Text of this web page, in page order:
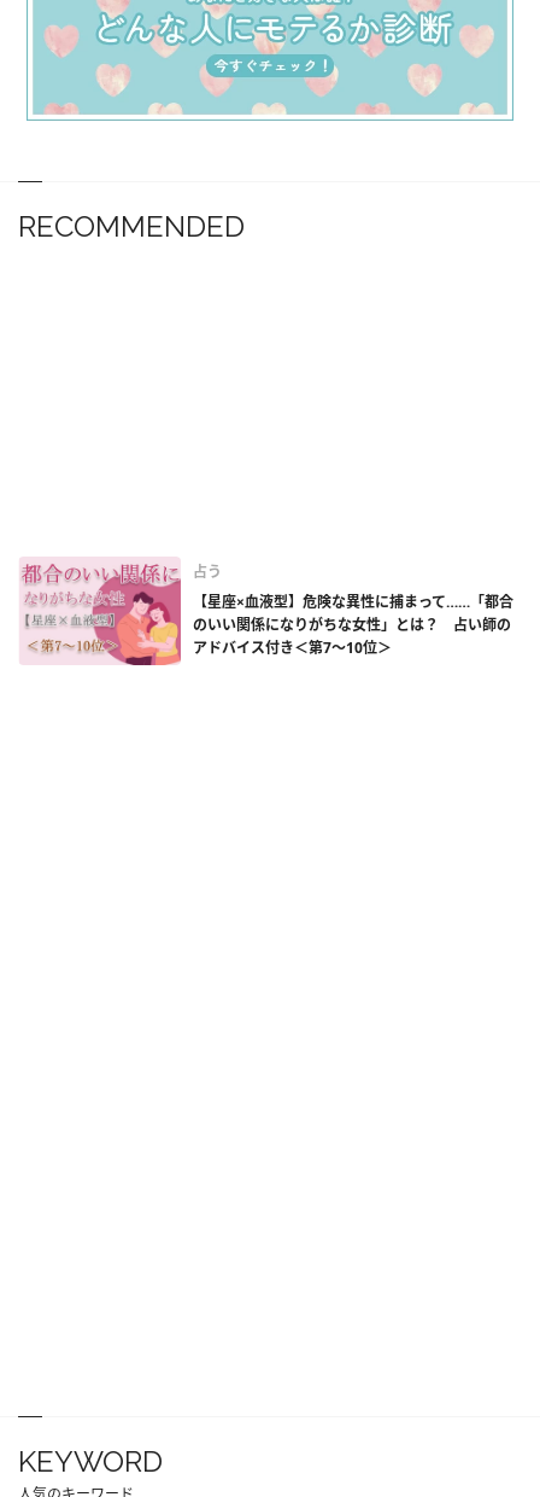
RECOMMENDED
占う
【星座×血液型】危険な異性に捕まって……「都合
のいい関係になりがちな女性」とは？ 占い師の
アドバイス付き＜第7～10位＞
KEYWORD